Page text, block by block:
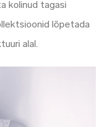
kolinud tagasi
lõpetada
alal.